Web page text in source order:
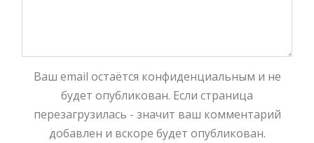
Ваш email остаётся конфиденциальным и не
будет опубликован. Если страница
перезагрузилась - значит ваш комментарий
добавлен и вскоре будет опубликован.